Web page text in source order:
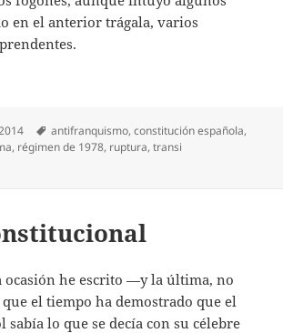
en el anterior trágala, varios
Etiquetas
antifranquismo,constitución española,
, régimen de 1978, ruptura,transi
ocasión he escrito —y la última, no
el tiempo ha demostrado que el
sabía lo que se decía con su célebre